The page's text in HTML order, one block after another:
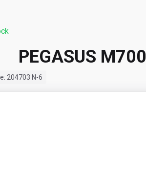
PEGASUS M700
204703 N-6